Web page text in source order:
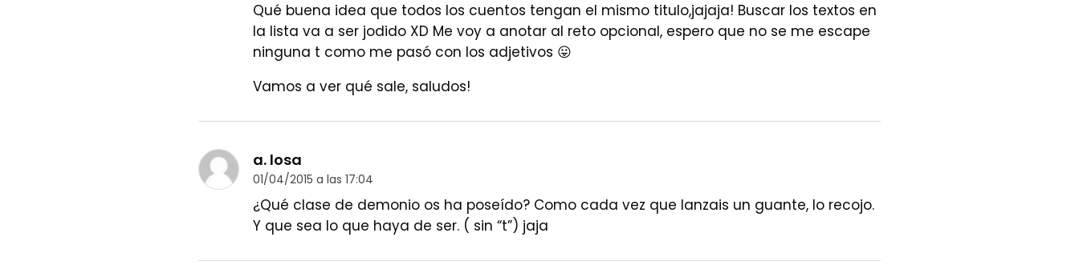
Qué buena idea que todos los cuentos tengan el mismo titulo,jajaja! Buscar los textos en
la lista va a ser jodido XD Me voy a anotar al reto opcional, espero que no se me escape
ninguna t como me pasó con los adjetivos 😛
Vamos a ver qué sale, saludos!
a. losa
01/04/2015 a las 17:04
¿Qué clase de demonio os ha poseído? Como cada vez que lanzais un guante, lo recojo.
Y que sea lo que haya de ser. ( sin “t”) jaja